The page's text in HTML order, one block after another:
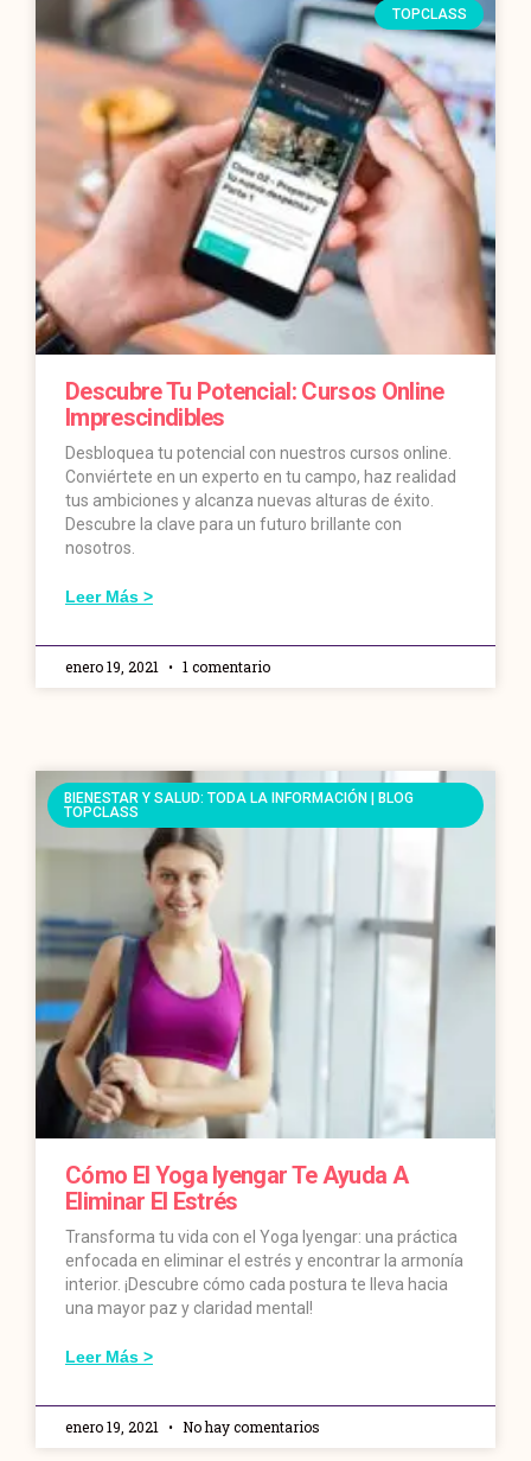
TOPCLASS
Descubre Tu Potencial: Cursos Online
Imprescindibles
Desbloquea tu potencial con nuestros cursos online.
Conviértete en un experto en tu campo, haz realidad
tus ambiciones y alcanza nuevas alturas de éxito.
Descubre la clave para un futuro brillante con
nosotros.
Leer Más >
enero 19, 2021 1 comentario
BIENESTAR Y SALUD: TODA LA INFORMACIÓN | BLOG
TOPCLASS
Cómo El Yoga Iyengar Te Ayuda A
Eliminar El Estrés
Transforma tu vida con el Yoga Iyengar: una práctica
enfocada en eliminar el estrés y encontrar la armonía
interior. ¡Descubre cómo cada postura te lleva hacia
una mayor paz y claridad mental!
Leer Más >
enero 19, 2021 No hay comentarios